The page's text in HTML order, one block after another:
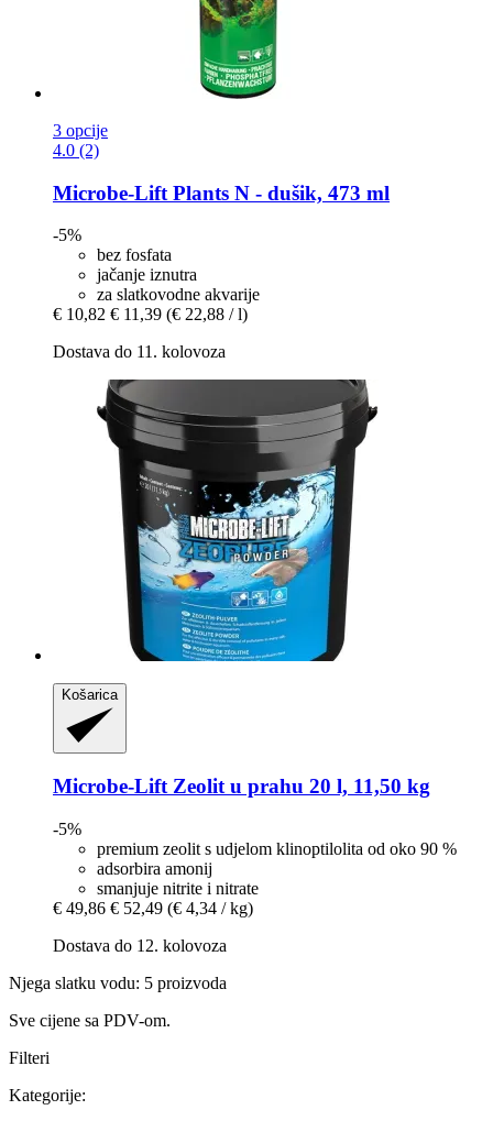
3 opcije
4.0 (2)
Microbe-Lift Plants N -​ dušik, 473 ml
-5%
bez fosfata
jačanje iznutra
za slatkovodne akvarije
€ 10,82 € 11,39 (€ 22,88 / l)
Dostava do 11. kolovoza
Košarica
Microbe-Lift Zeolit u prahu 20 l, 11,50 kg
-5%
premium zeolit s udjelom klinoptilolita od oko 90 %
adsorbira amonij
smanjuje nitrite i nitrate
€ 49,86 € 52,49 (€ 4,34 / kg)
Dostava do 12. kolovoza
Njega slatku vodu: 5 proizvoda
Sve cijene sa PDV-om.
Filteri
Kategorije: